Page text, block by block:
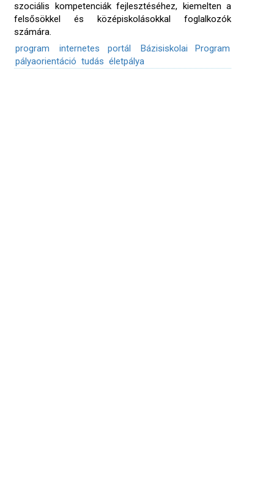
szociális kompetenciák fejlesztéséhez, kiemelten a
felsősökkel és középiskolásokkal foglalkozók
számára.
program
internetes portál
Bázisiskolai Program
pályaorientáció tudás életpálya